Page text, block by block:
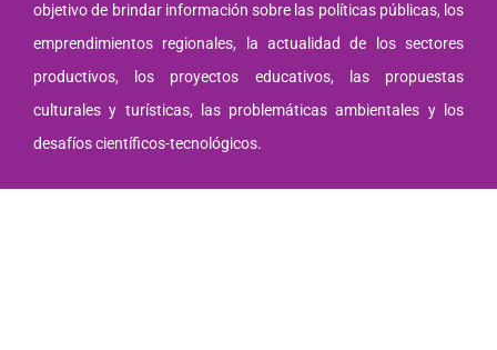
objetivo de brindar información sobre las políticas públicas, los
emprendimientos regionales, la actualidad de los sectores
productivos, los proyectos educativos, las propuestas
culturales y turísticas, las problemáticas ambientales y los
desafíos científicos-tecnológicos.